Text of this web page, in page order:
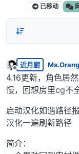
已移动
离线
近月厨
4.16更新，角色居
慢，回想房里cg不
启动汉化如遇路径
汉化一遍刷新路径
简介：